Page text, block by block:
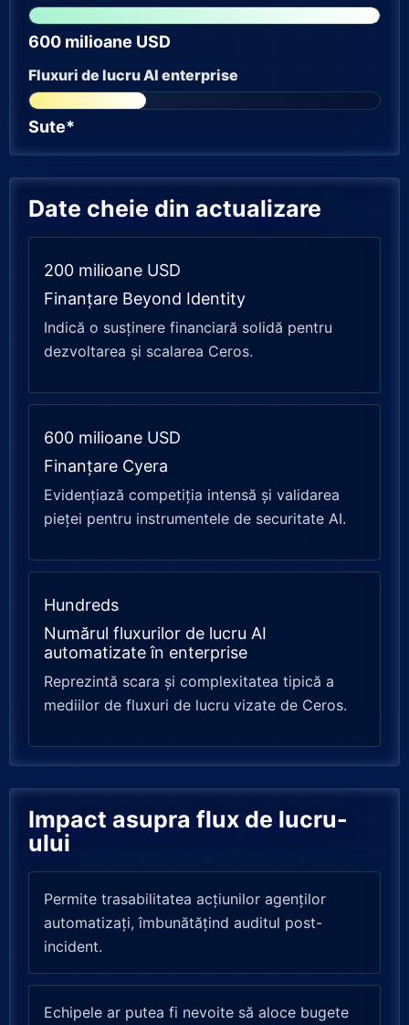
600 milioane USD
Fluxuri de lucru AI enterprise
Sute*
Date cheie din actualizare
200 milioane USD
Finanțare Beyond Identity
Indică o susținere financiară solidă pentru
dezvoltarea și scalarea Ceros.
600 milioane USD
Finanțare Cyera
Evidențiază competiția intensă și validarea
pieței pentru instrumentele de securitate AI.
Hundreds
Numărul fluxurilor de lucru AI
automatizate în enterprise
Reprezintă scara și complexitatea tipică a
mediilor de fluxuri de lucru vizate de Ceros.
Impact asupra flux de lucru-
ului
Permite trasabilitatea acțiunilor agenților
automatizați, îmbunătățind auditul post-
incident.
Echipele ar putea fi nevoite să aloce bugete